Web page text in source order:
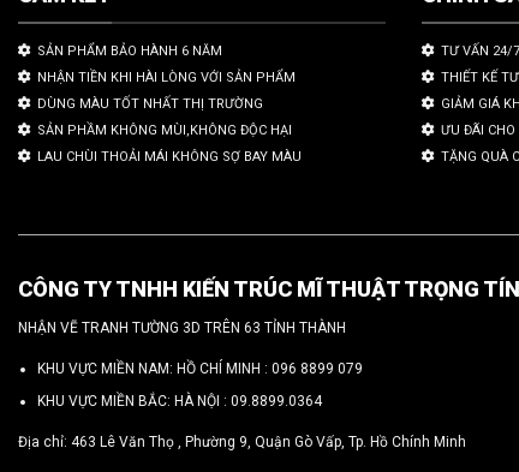
SẢN PHẨM BẢO HÀNH 6 NĂM
NHẬN TIỀN KHI HÀI LÒNG VỚI SẢN PHẨM
DÙNG MÀU TỐT NHẤT THỊ TRƯỜNG
SẢN PHẦM KHÔNG MÙI,KHÔNG ĐỘC HẠI
LAU CHÙI THOẢI MÁI KHÔNG SỢ BAY MÀU
TƯ VẤN 24/
THIẾT KẾ
GIẢM GIÁ
ƯU ĐÃI CHO
TẶNG QUÀ
CÔNG TY TNHH KIẾN TRÚC MĨ THUẬT TRỌNG TÍN
NHẬN VẼ TRANH TƯỜNG 3D TRÊN 63 TỈNH THÀNH
KHU VỰC MIỀN NAM: HỒ CHÍ MINH : 096 8899 079
KHU VỰC MIỀN BẮC: HÀ NỘI : 09.8899.0364
Địa chỉ: 463 Lê Văn Thọ , Phường 9, Quận Gò Vấp, Tp. Hồ Chính Minh